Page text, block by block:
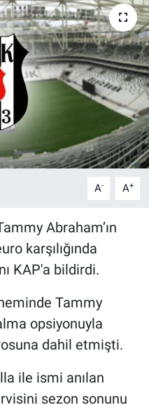
A- A+
Abraham’ın
karşılığında
KAP'a bildirdi.
Tammy
opsiyonuyla
dahil etmişti.
ile ismi anılan
sezon sonunu